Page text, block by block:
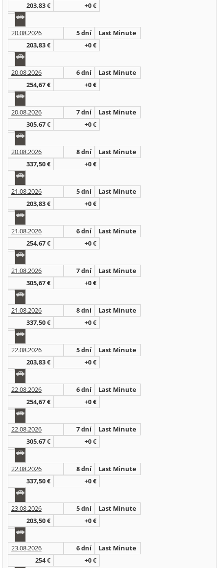
203,83 €
+0 €
20.08.2026 5 dní
Last Minute
203,83 €
+0 €
20.08.2026 6 dní
Last Minute
254,67 €
+0 €
20.08.2026 7 dní
Last Minute
305,67 €
+0 €
20.08.2026 8 dní
Last Minute
337,50 €
+0 €
21.08.2026 5 dní
Last Minute
203,83 €
+0 €
21.08.2026 6 dní
Last Minute
254,67 €
+0 €
21.08.2026 7 dní
Last Minute
305,67 €
+0 €
21.08.2026 8 dní
Last Minute
337,50 €
+0 €
22.08.2026 5 dní
Last Minute
203,83 €
+0 €
22.08.2026 6 dní
Last Minute
254,67 €
+0 €
22.08.2026 7 dní
Last Minute
305,67 €
+0 €
22.08.2026 8 dní
Last Minute
337,50 €
+0 €
23.08.2026 5 dní
Last Minute
203,50 €
+0 €
23.08.2026 6 dní
Last Minute
254 €
+0 €